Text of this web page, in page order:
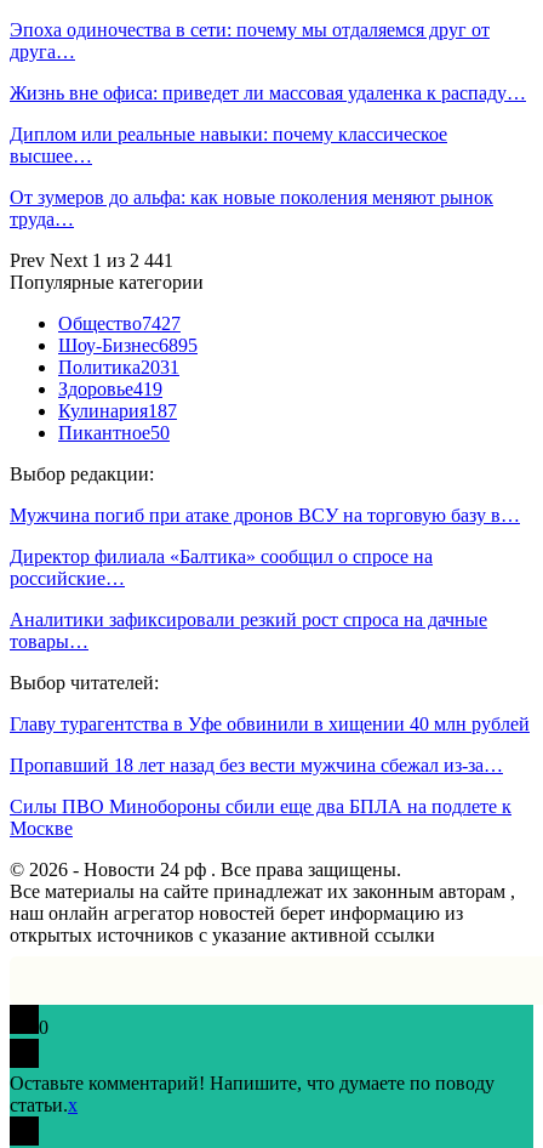
Эпоха одиночества в сети: почему мы отдаляемся друг от
друга…
Жизнь вне офиса: приведет ли массовая удаленка к распаду…
Диплом или реальные навыки: почему классическое
высшее…
От зумеров до альфа: как новые поколения меняют рынок
труда…
Prev Next 1 из 2 441
Популярные категории
Общество7427
Шоу-Бизнес6895
Политика2031
Здоровье419
Кулинария187
Пикантное50
Выбор редакции:
Мужчина погиб при атаке дронов ВСУ на торговую базу в…
Директор филиала «Балтика» сообщил о спросе на
российские…
Аналитики зафиксировали резкий рост спроса на дачные
товары…
Выбор читателей:
Главу турагентства в Уфе обвинили в хищении 40 млн рублей
Пропавший 18 лет назад без вести мужчина сбежал из-за…
Силы ПВО Минобороны сбили еще два БПЛА на подлете к
Москве
© 2026 - Новости 24 рф . Все права защищены.
Все материалы на сайте принадлежат их законным авторам ,
наш онлайн агрегатор новостей берет информацию из
открытых источников с указание активной ссылки
0
Оставьте комментарий! Напишите, что думаете по поводу
статьи.x